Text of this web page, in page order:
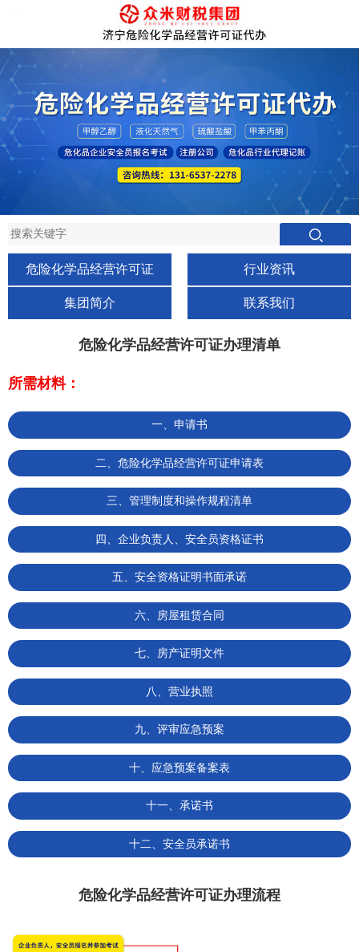
危险化学品经营许可证 行业资讯
集团简介 联系我们
危险化学品经营许可证办理清单
所需材料：
一、申请书
二、危险化学品经营许可证申请表
三、管理制度和操作规程清单
四、企业负责人、安全员资格证书
五、安全资格证明书面承诺
六、房屋租赁合同
七、房产证明文件
八、营业执照
九、评审应急预案
十、应急预案备案表
十一、承诺书
十二、安全员承诺书
危险化学品经营许可证办理流程